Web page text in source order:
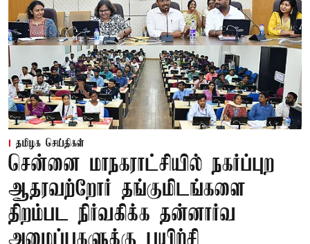
தமிழக செய்திகள்
சென்னை மாநகராட்சியில் நகர்ப்புற
ஆதரவற்றோர் தங்குமிடங்களை
திறம்பட நிர்வகிக்க தன்னார்வ